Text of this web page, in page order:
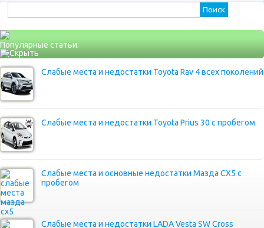
Популярные статьи:
Слабые места и недостатки Toyota Rav 4 всех поколений
Слабые места и недостатки Toyota Prius 30 с пробегом
Слабые места и основные недостатки Мазда СХ5 с
пробегом
Слабые места и недостатки LADA Vesta SW Cross